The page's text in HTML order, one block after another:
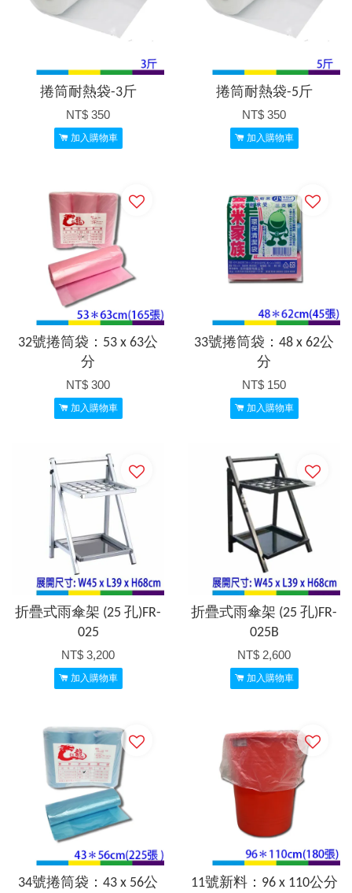
捲筒耐熱袋-3斤
NT$ 350
加入購物車
捲筒耐熱袋-5斤
NT$ 350
加入購物車
32號捲筒袋：53 x 63公
分
NT$ 300
加入購物車
33號捲筒袋：48 x 62公
分
NT$ 150
加入購物車
折疊式雨傘架 (25 孔)FR-
025
NT$ 3,200
加入購物車
折疊式雨傘架 (25 孔)FR-
025B
NT$ 2,600
加入購物車
34號捲筒袋：43 x 56公
11號新料：96 x 110公分